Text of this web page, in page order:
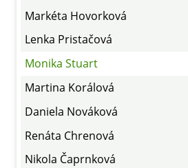
Markéta Hovorková
Lenka Pristačová
Monika Stuart
Martina Korálová
Daniela Nováková
Renáta Chrenová
Nikola Čaprnková